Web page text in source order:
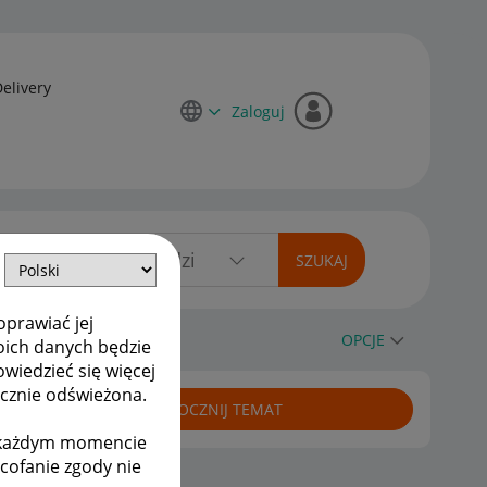
jej
danych będzie
się więcej
odświeżona.
momencie
zgody nie
Zaloguj
OPCJE
ROZPOCZNIJ TEMAT